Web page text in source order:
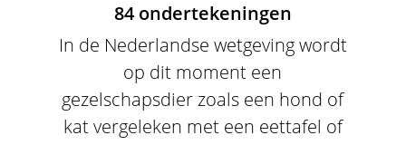
84 ondertekeningen
In de Nederlandse wetgeving wordt
op dit moment een
gezelschapsdier zoals een hond of
kat vergeleken met een eettafel of